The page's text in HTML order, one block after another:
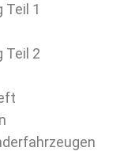
1
Teil 2